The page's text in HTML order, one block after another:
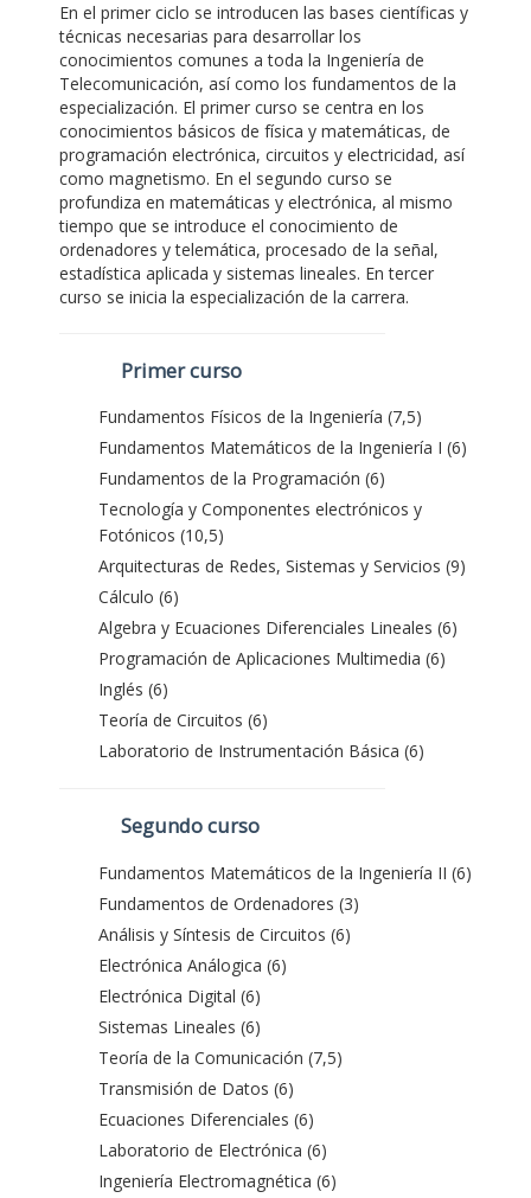
En el primer ciclo se introducen las bases científicas y
técnicas necesarias para desarrollar los
conocimientos comunes a toda la Ingeniería de
Telecomunicación, así como los fundamentos de la
especialización. El primer curso se centra en los
conocimientos básicos de física y matemáticas, de
programación electrónica, circuitos y electricidad, así
como magnetismo. En el segundo curso se
profundiza en matemáticas y electrónica, al mismo
tiempo que se introduce el conocimiento de
ordenadores y telemática, procesado de la señal,
estadística aplicada y sistemas lineales. En tercer
curso se inicia la especialización de la carrera.
Primer curso
Fundamentos Físicos de la Ingeniería (7,5)
Fundamentos Matemáticos de la Ingeniería I (6)
Fundamentos de la Programación (6)
Tecnología y Componentes electrónicos y
Fotónicos (10,5)
Arquitecturas de Redes, Sistemas y Servicios (9)
Cálculo (6)
Algebra y Ecuaciones Diferenciales Lineales (6)
Programación de Aplicaciones Multimedia (6)
Inglés (6)
Teoría de Circuitos (6)
Laboratorio de Instrumentación Básica (6)
Segundo curso
Fundamentos Matemáticos de la Ingeniería II (6)
Fundamentos de Ordenadores (3)
Análisis y Síntesis de Circuitos (6)
Electrónica Análogica (6)
Electrónica Digital (6)
Sistemas Lineales (6)
Teoría de la Comunicación (7,5)
Transmisión de Datos (6)
Ecuaciones Diferenciales (6)
Laboratorio de Electrónica (6)
Ingeniería Electromagnética (6)